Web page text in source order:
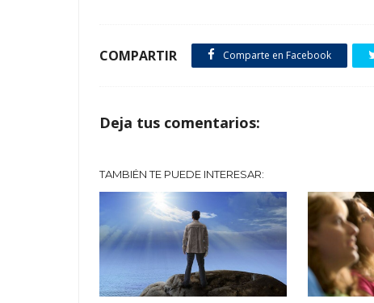
COMPARTIR Comparte en Facebook
Deja tus comentarios:
TAMBIÉN TE PUEDE INTERESAR: